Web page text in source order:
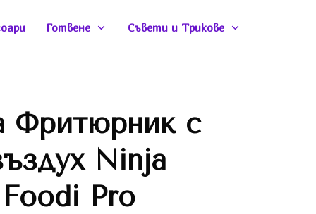
Готвене Съвети и Трикове
Фритюрник с
Ninja
Pro